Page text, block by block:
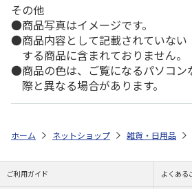
その他
商品写真はイメージです。
商品内容として記載されていな
する商品に含まれておりません。
商品の色は、ご覧になるパソコン
際と異なる場合があります。
ホーム ネットショップ 雑貨・日用品
ご利用ガイド よくある